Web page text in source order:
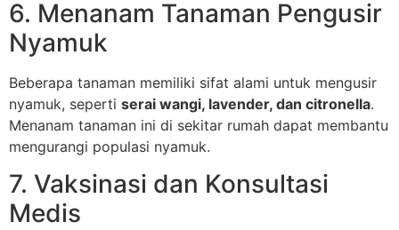
6. Menanam Tanaman Pengusir
Nyamuk
Beberapa tanaman memiliki sifat alami untuk mengusir
nyamuk, seperti serai wangi, lavender, dan citronella.
Menanam tanaman ini di sekitar rumah dapat membantu
mengurangi populasi nyamuk.
7. Vaksinasi dan Konsultasi
Medis